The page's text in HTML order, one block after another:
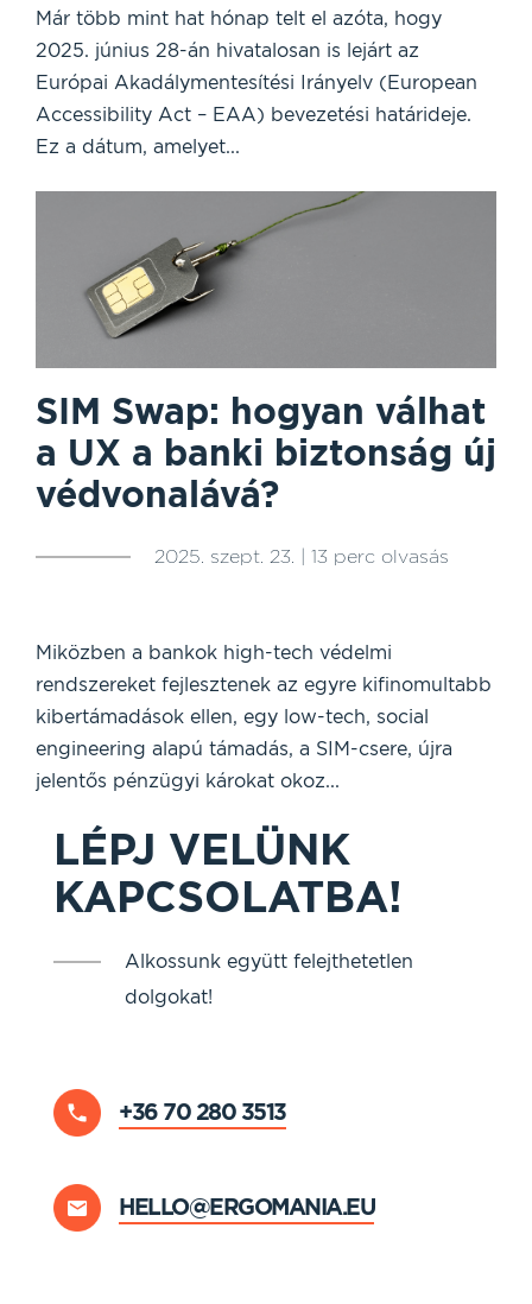
Már több mint hat hónap telt el azóta, hogy
2025. június 28-án hivatalosan is lejárt az
Európai Akadálymentesítési Irányelv (European
Accessibility Act – EAA) bevezetési határideje.
Ez a dátum, amelyet...
SIM Swap: hogyan válhat
a UX a banki biztonság új
védvonalává?
2025. szept. 23. | 13 perc olvasás
Miközben a bankok high-tech védelmi
rendszereket fejlesztenek az egyre kifinomultabb
kibertámadások ellen, egy low-tech, social
engineering alapú támadás, a SIM-csere, újra
jelentős pénzügyi károkat okoz...
LÉPJ VELÜNK
KAPCSOLATBA!
Alkossunk együtt felejthetetlen
dolgokat!
+36 70 280 3513
HELLO@ERGOMANIA.EU